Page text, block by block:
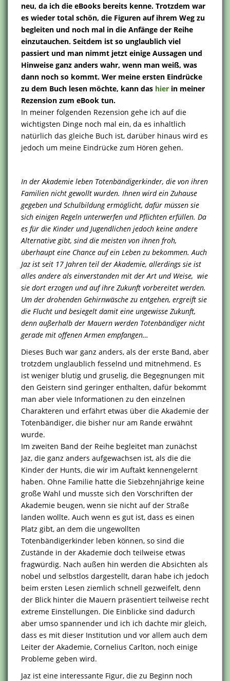
neu, da ich die eBooks bereits kenne. Trotzdem war
es wieder total schön, die Figuren auf ihrem Weg zu
begleiten und noch mal in die Anfänge der Reihe
einzutauchen. Seitdem ist so unglaublich viel
passiert und man nimmt jetzt einige Aussagen und
Hinweise ganz anders wahr, wenn man weiß, was
dann noch so kommt. Wer meine ersten Eindrücke
zu dem Buch lesen möchte, kann das hier in meiner
Rezension zum eBook tun.
In meiner folgenden Rezension gehe ich auf die
wichtigsten Dinge noch mal ein, da es inhaltlich
natürlich das gleiche Buch ist, darüber hinaus wird es
jedoch um meine Eindrücke zum Hören gehen.
In der Akademie leben Totenbändigerkinder, die von ihren
Familien nicht gewollt wurden. Ihnen wird ein Zuhause
gegeben und Schulbildung ermöglicht, dafür müssen sie
sich einigen Regeln unterwerfen und Pflichten erfüllen. Da
es für die Kinder und Jugendlichen jedoch keine andere
Alternative gibt, sind die meisten von ihnen froh,
überhaupt eine Chance auf ein Leben zu bekommen. Auch
Jaz ist seit 17 Jahren teil der Akademie, allerdings sie ist
alles andere als einverstanden mit der Art und Weise, wie
sie dort erzogen und auf ihre Zukunft vorbereitet werden.
Um der drohenden Gehirnwäsche zu entgehen, ergreift sie
die Flucht und besiegelt damit eine ungewisse Zukunft,
denn außerhalb der Mauern werden Totenbändiger nicht
gerade mit offenen Armen empfangen…
Dieses Buch war ganz anders, als der erste Band, aber
trotzdem unglaublich fesselnd und mitnehmend. Es
ist weniger blutig und gruselig, die Begegnungen mit
den Geistern sind geringer enthalten, dafür bekommt
man aber viele Informationen zu den einzelnen
Charakteren und erfährt etwas über die Akademie der
Totenbändiger, die bisher nur am Rande erwähnt
wurde.
Im zweiten Band der Reihe begleitet man zunächst
Jaz, die ganz anders aufgewachsen ist, als die die
Kinder der Hunts, die wir im Auftakt kennengelernt
haben. Ohne Familie hatte die Siebzehnjährige keine
große Wahl und musste sich den Vorschriften der
Akademie beugen, wenn sie nicht auf der Straße
landen wollte. Auch wenn es gut ist, dass es einen
Platz gibt, an dem die ungewollten
Totenbändigerkinder leben können, so sind die
Zustände in der Akademie doch teilweise etwas
fragwürdig. Nach außen hin werden die Absichten als
nobel und selbstlos dargestellt, daran habe ich jedoch
beim ersten Lesen ziemlich schnell gezweifelt, denn
der Blick hinter die Mauern präsentiert teilweise recht
extreme Einstellungen. Die Einblicke sind dadurch
aber umso spannender und ich ich dachte mir gleich,
dass es mit dieser Institution und vor allem auch dem
Leiter der Akademie, Cornelius Carlton, noch einige
Probleme geben wird.
Jaz ist eine interessante Figur, die zu Beginn noch